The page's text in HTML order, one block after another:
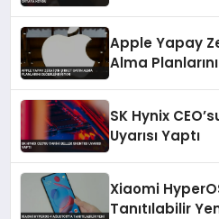
Apple Yapay
Alma
SK Hynix
Uyarısı Yaptı
Xiaomi
Tanıtılabilir